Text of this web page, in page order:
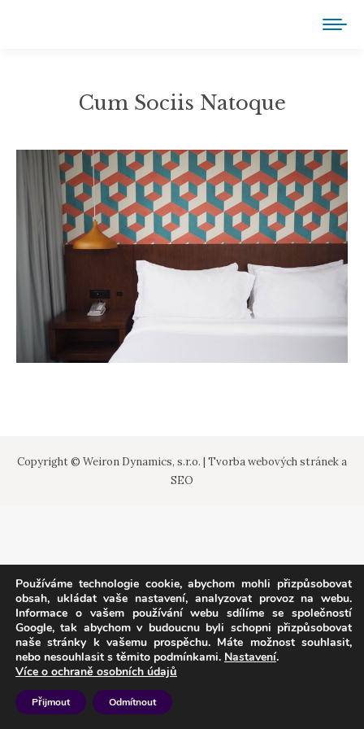
Cum Sociis Natoque
Copyright © Weiron Dynamics, s.r.o. | Tvorba webových stráneka
SEO
Používáme technologie cookie, abychom mohli přizpůsobovat
obsah, ukládat vaše nastavení, analyzovat provoz na webu.
Informace o vašem používání webu sdílíme se společností
Google, tak abychom v budoucnu byli schopni přizpůsobovat
naše stránky k vašemu prospěchu. Máte možnost souhlasit,
nebo nesouhlasit s těmito podmínkami. Nastavení.
Více o ochraně osobních údajů
Přijmout Odmítnout